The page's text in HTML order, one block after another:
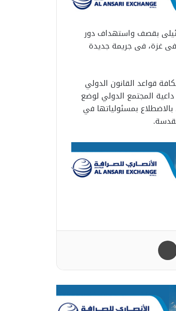
بقصف واستهداف دور
غزة، فى جريمة جديدة
قواعد القانون الدولي
المجتمع الدولي لوضع
بالاضطلاع بمسئولياتها في
مشاركة عبر البريد